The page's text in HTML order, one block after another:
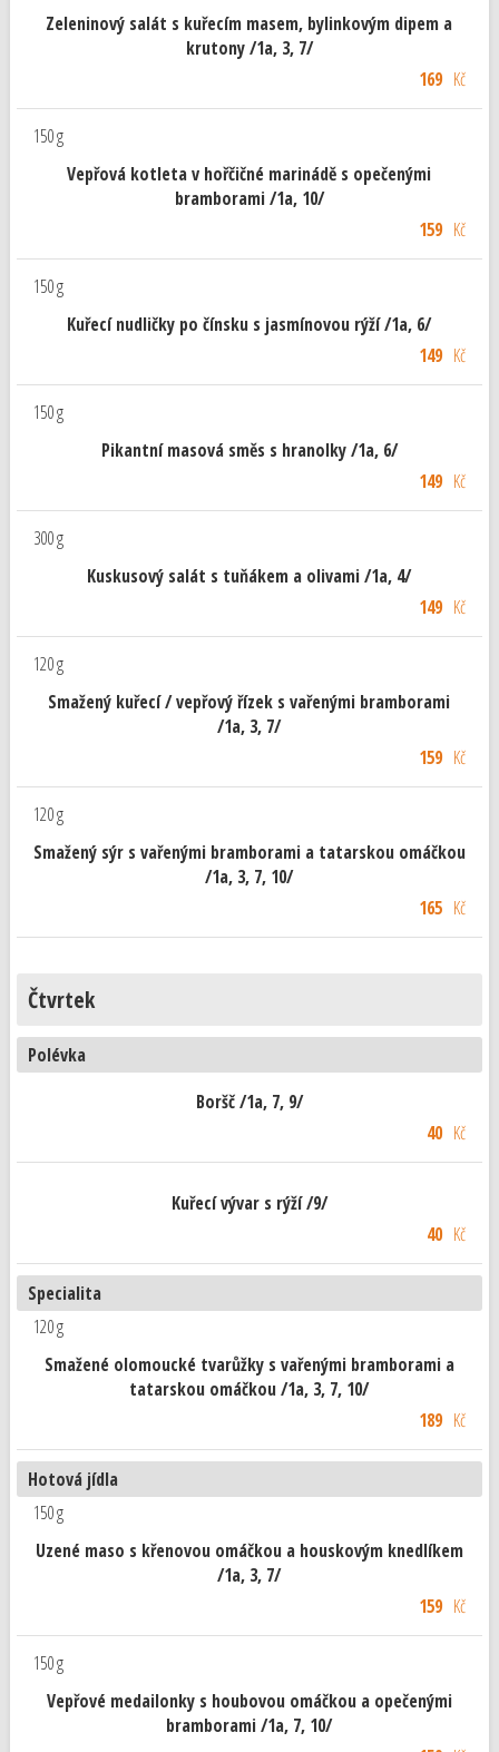
Zeleninový salát s kuřecím masem, bylinkovým dipem a
krutony /1a, 3, 7/
169Kč
150 g
Vepřová kotleta v hořčičné marinádě s opečenými
bramborami /1a, 10/
159Kč
150 g
Kuřecí nudličky po čínsku s jasmínovou rýží /1a, 6/
149Kč
150 g
Pikantní masová směs s hranolky /1a, 6/
149Kč
300 g
Kuskusový salát s tuňákem a olivami /1a, 4/
149Kč
120 g
Smažený kuřecí / vepřový řízek s vařenými bramborami
/1a, 3, 7/
159Kč
120 g
Smažený sýr s vařenými bramborami a tatarskou omáčkou
/1a, 3, 7, 10/
165Kč
Čtvrtek
Polévka
Boršč /1a, 7, 9/
40Kč
Kuřecí vývar s rýží /9/
40Kč
Specialita
120 g
Smažené olomoucké tvarůžky s vařenými bramborami a
tatarskou omáčkou /1a, 3, 7, 10/
189Kč
Hotová jídla
150 g
Uzené maso s křenovou omáčkou a houskovým knedlíkem
/1a, 3, 7/
159Kč
150 g
Vepřové medailonky s houbovou omáčkou a opečenými
bramborami /1a, 7, 10/